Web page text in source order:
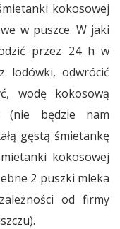
kokosowej
w puszce. W jaki
przez 24 h w
lodówki, odwrócić
wodę kokosową
(nie będzie nam
gęstą śmietankę
kokosowej
2 puszki mleka
od firmy